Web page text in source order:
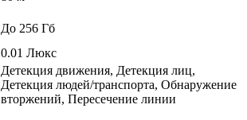
До 256 Гб
0.01 Люкс
Детекция движения, Детекция лиц,
Детекция людей/транспорта, Обнаружение
вторжений, Пересечение линии